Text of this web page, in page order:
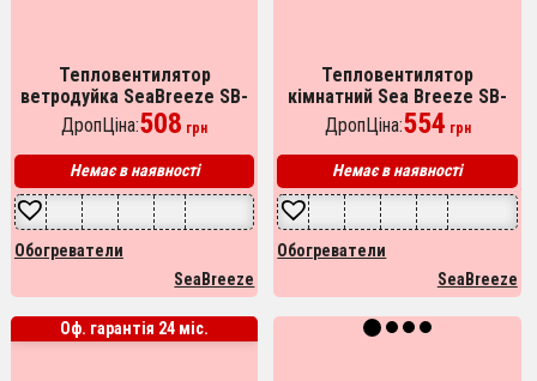
Тепловентилятор
ветродуйка SeaBreeze SB-
038, побутовий
тепловентилятор,
тепловентилятор для дому
ДропЦіна:508 грн
Немає в наявності
Обогреватели
SeaBreeze
Тепловентилятор
кімнатний Sea Breeze SB-
039 2000 Вт, підлоговий
обігрівач, портативний
тепловентилятор
ДропЦіна:554 грн
Немає в наявності
Обогреватели
SeaBreeze
Оф. гарантія 24 міс.